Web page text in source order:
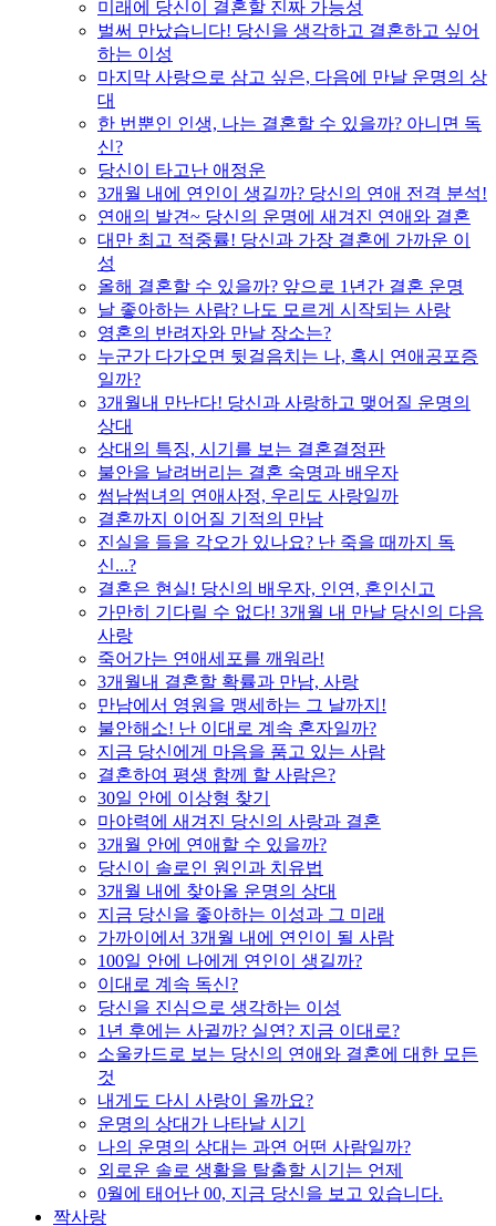
미래에 당신이 결혼할 진짜 가능성
벌써 만났습니다! 당신을 생각하고 결혼하고 싶어
하는 이성
마지막 사랑으로 삼고 싶은, 다음에 만날 운명의 상
대
한 번뿐인 인생, 나는 결혼할 수 있을까? 아니면 독
신?
당신이 타고난 애정운
3개월 내에 연인이 생길까? 당신의 연애 전격 분석!
연애의 발견~ 당신의 운명에 새겨진 연애와 결혼
대만 최고 적중률! 당신과 가장 결혼에 가까운 이
성
올해 결혼할 수 있을까? 앞으로 1년간 결혼 운명
날 좋아하는 사람? 나도 모르게 시작되는 사랑
영혼의 반려자와 만날 장소는?
누군가 다가오면 뒷걸음치는 나, 혹시 연애공포증
일까?
3개월내 만난다! 당신과 사랑하고 맺어질 운명의
상대
상대의 특징, 시기를 보는 결혼결정판
불안을 날려버리는 결혼 숙명과 배우자
썸남썸녀의 연애사정, 우리도 사랑일까
결혼까지 이어질 기적의 만남
진실을 들을 각오가 있나요? 난 죽을 때까지 독
신...?
결혼은 현실! 당신의 배우자, 인연, 혼인신고
가만히 기다릴 수 없다! 3개월 내 만날 당신의 다음
사랑
죽어가는 연애세포를 깨워라!
3개월내 결혼할 확률과 만남, 사랑
만남에서 영원을 맹세하는 그 날까지!
불안해소! 난 이대로 계속 혼자일까?
지금 당신에게 마음을 품고 있는 사람
결혼하여 평생 함께 할 사람은?
30일 안에 이상형 찾기
마야력에 새겨진 당신의 사랑과 결혼
3개월 안에 연애할 수 있을까?
당신이 솔로인 원인과 치유법
3개월 내에 찾아올 운명의 상대
지금 당신을 좋아하는 이성과 그 미래
가까이에서 3개월 내에 연인이 될 사람
100일 안에 나에게 연인이 생길까?
이대로 계속 독신?
당신을 진심으로 생각하는 이성
1년 후에는 사귈까? 실연? 지금 이대로?
소울카드로 보는 당신의 연애와 결혼에 대한 모든
것
내게도 다시 사랑이 올까요?
운명의 상대가 나타날 시기
나의 운명의 상대는 과연 어떤 사람일까?
외로운 솔로 생활을 탈출할 시기는 언제
0월에 태어난 00, 지금 당신을 보고 있습니다.
짝사랑